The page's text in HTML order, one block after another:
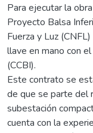
Para ejecutar la
Proyecto Balsa
Fuerza y Luz
llave en mano con
(CCBI).
Este contrato se
de que se parte del
subestación
cuenta con la